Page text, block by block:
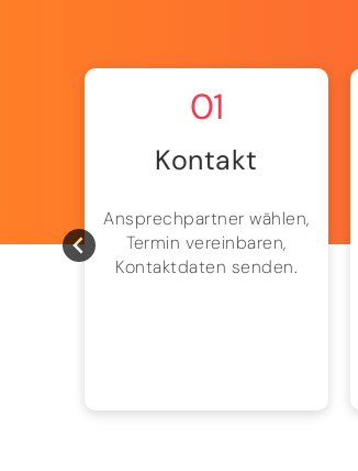
01
Kontakt
Ansprechpartner wählen,
Termin vereinbaren,
Kontaktdaten senden.